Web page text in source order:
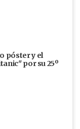
póster y el
por su 25º